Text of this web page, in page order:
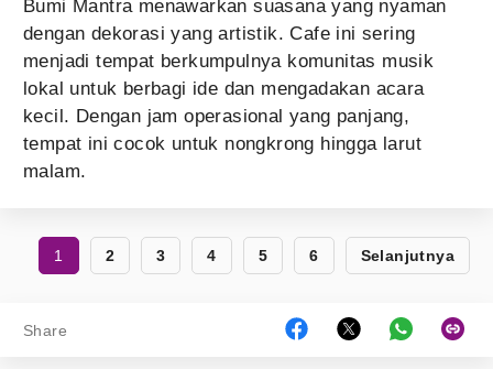
Bumi Mantra menawarkan suasana yang nyaman
dengan dekorasi yang artistik. Cafe ini sering
menjadi tempat berkumpulnya komunitas musik
lokal untuk berbagi ide dan mengadakan acara
kecil. Dengan jam operasional yang panjang,
tempat ini cocok untuk nongkrong hingga larut
malam.
1 2 3 4 5 6 Selanjutnya
Share